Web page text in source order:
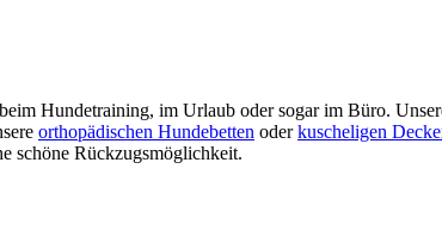
Hundetraining, im Urlaub oder sogar im Büro.
orthopädischen Hundebetten oderkuscheligen
schöne Rückzugsmöglichkeit.